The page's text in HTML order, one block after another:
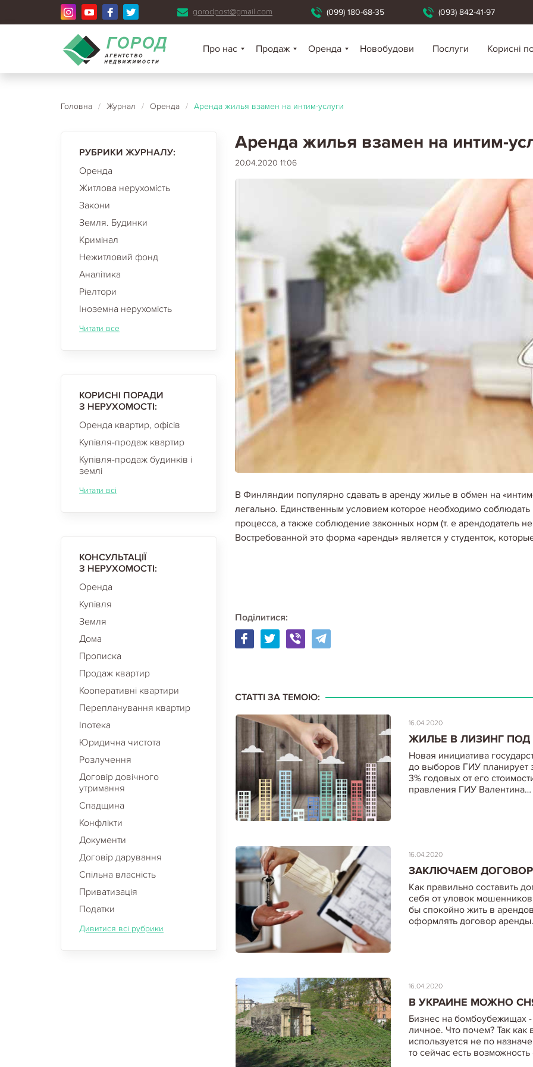
gorodpost@gmail.com (099) 180-68-35 (093) 842-41-97
Про нас Продаж Оренда Новобудови Послуги Корисні
Головна / Журнал / Оренда / Аренда жилья взамен на интим-услуги
РУБРИКИ ЖУРНАЛУ:
Оренда
Житлова нерухомість
Закони
Земля. Будинки
Кримінал
Нежитловий фонд
Аналітика
Ріелтори
Іноземна нерухомість
Читати все
КОРИСНІ ПОРАДИ
З НЕРУХОМОСТІ:
Оренда квартир, офісів
Купівля-продаж квартир
Купівля-продаж будинків і
землі
Читати всі
КОНСУЛЬТАЦІЇ
З НЕРУХОМОСТІ:
Оренда
Купівля
Земля
Дома
Прописка
Продаж квартир
Кооперативні квартири
Перепланування квартир
Іпотека
Юридична чистота
Розлучення
Договір довічного
утримання
Спадщина
Конфлікти
Документи
Договір дарування
Спільна власність
Приватизація
Податки
Дивитися всі рубрики
Аренда жилья взамен на интим-
20.04.2020 11:06
В Финляндии популярно сдавать в аренду жилье в обмен на
легально. Единственным условием которое необходимо
процесса, а также соблюдение законных норм (т. е арендодатель
Востребованной это форма «аренды» является у студенток,
Поділитися:
СТАТТІ ЗА ТЕМОЮ:
АРЕНДОВАТЬ
ГРН В ГОД.
Определен перечень
арендовать недвижимость
бюджетников получит
гривну за год. В частности,…
В МИРОВОМ
ЗАНЯЛ 35 МЕСТО
По версии консалтинговой
рейтинге городов с самой
(данные за июнь, замеры
опубликованным данным
16.04.2020
ЖИЛЬЕ В ЛИЗИНГ ПОД
Новая инициатива
до выборов ГИУ планирует
3% годовых от его
правления ГИУ Валентина…
16.04.2020
ЗАКЛЮЧАЕМ
Как правильно составить
себя от уловок
бы спокойно жить в
оформлять договор
16.04.2020
В УКРАИНЕ МОЖНО
Бизнес на бомбоубежищах
личное. Что почем? Так
используется не по
то сейчас есть возможность